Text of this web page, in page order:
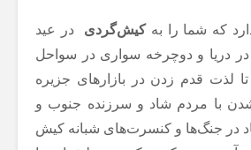
که شما را بهکیش‌گردی
در عید
در دریا و دوچرخه سواری در سواحل
لذت قدم زدن در بازارهای جزیره
با مردم شاد و سرزنده جنوب و
در جنگ‌ها و کنسرت‌های شبانه کیش